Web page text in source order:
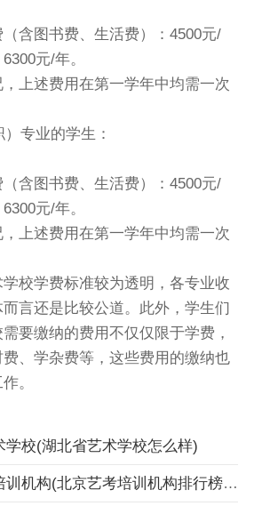
含图书费、生活费）：4500元/
元/年。
上述费用在第一学年中均需一次
专业的学生：
含图书费、生活费）：4500元/
元/年。
上述费用在第一学年中均需一次
校学费标准较为透明，各专业收
言还是比较公道。此外，学生们
要缴纳的费用不仅仅限于学费，
、学杂费等，这些费用的缴纳也
。
校(湖北省艺术学校怎么样)
下一篇 : 北京艺考培训机构(北京艺考培训机构排行榜前十)